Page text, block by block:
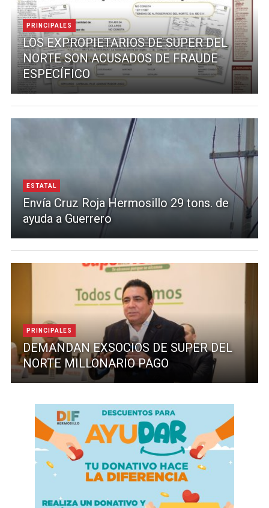
PRINCIPALES
LOS EXPROPIETARIOS DE SUPER DEL
NORTE SON ACUSADOS DE FRAUDE
ESPECÍFICO
ESTATAL
Envía Cruz Roja Hermosillo 29 tons. de
ayuda a Guerrero
PRINCIPALES
DEMANDAN EXSOCIOS DE SUPER DEL
NORTE MILLONARIO PAGO